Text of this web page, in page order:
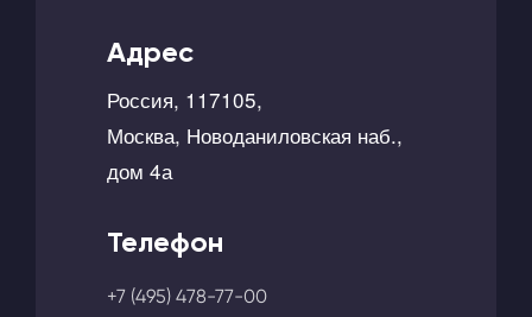
Адрес
Россия, 117105,
Москва, Новоданиловская наб.,
дом 4а
Телефон
+7 (495) 478-77-00